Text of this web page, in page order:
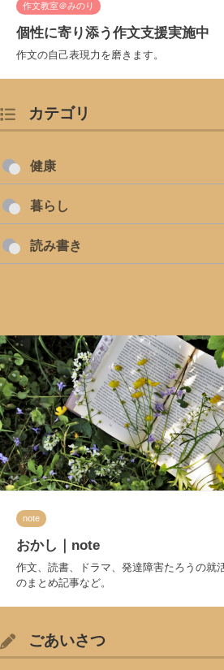
作文教室＠みのり
個性に寄り添う作文支援実施中
作文の自己表現力を磨きます。
カテゴリ
健康
暮らし
読み書き
note
おかし｜note
作文、読書、ドラマ、発達障害たろうの就
のまとめ記事など。
ごあいさつ